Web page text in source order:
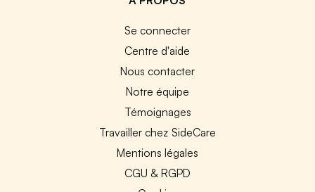
Se connecter
Centre d'aide
Nous contacter
Notre équipe
Témoignages
Travailler chez SideCare
Mentions légales
CGU & RGPD